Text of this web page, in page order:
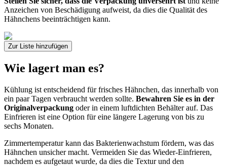
Anzeichen von Beschädigung aufweist, da dies die Qualität des
Hähnchens beeinträchtigen kann.
Zur Liste hinzufügen
Wie lagert man es?
Kühlung ist entscheidend für frisches Hähnchen, das innerhalb von
ein paar Tagen verbraucht werden sollte. Bewahren Sie es in der
Originalverpackung oder in einem luftdichten Behälter auf. Das
Einfrieren ist eine Option für eine längere Lagerung von bis zu
sechs Monaten.
Zimmertemperatur kann das Bakterienwachstum fördern, was das
Hähnchen unsicher macht. Vermeiden Sie das Wieder-Einfrieren,
nachdem es aufgetaut wurde, da dies die Textur und den